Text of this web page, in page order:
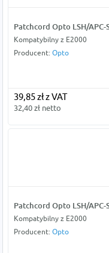
Patchcord Opto LSH/APC-
Kompatybilny z E2000
Producent: Opto
39,85 zł z VAT
32,40 zł netto
Patchcord Opto LSH/APC-
Kompatybilny z E2000
Producent: Opto